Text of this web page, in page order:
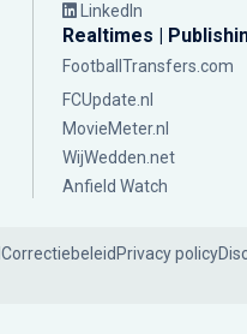
LinkedIn
Realtimes |
FootballTransfers.com
FCUpdate.nl
MovieMeter.nl
WijWedden.net
Anfield Watch
Correctiebeleid Privacy policy